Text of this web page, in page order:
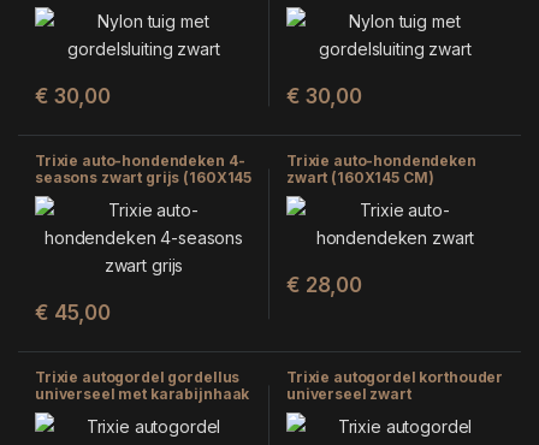
€ 30,00 € 30,00
Trixie auto-hondendeken 4-
seasons zwart grijs (160X145
CM)
€ 45,00
Trixie auto-hondendeken
zwart (160X145 CM)
€ 28,00
Trixie autogordel gordellus
universeel met karabijnhaak
zwart (30X3,8 CM)
Trixie autogordel korthouder
universeel zwart